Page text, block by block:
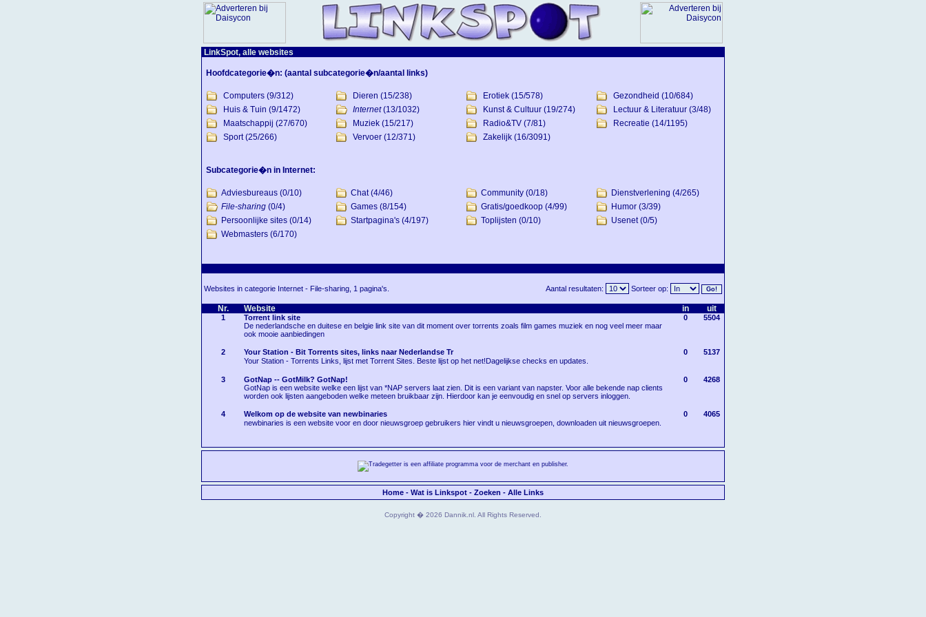
LinkSpot, alle websites
Hoofdcategorie�n: (aantal subcategorie�n/aantal links)
Computers (9/312) Dieren (15/238) Erotiek (15/578) Gezondheid (10/684)
Huis & Tuin (9/1472) Internet(13/1032) Kunst & Cultuur (19/274) Lectuur & Literatuur (3/48)
Maatschappij (27/670) Muziek (15/217) Radio&TV (7/81) Recreatie (14/1195)
Sport(25/266) Vervoer (12/371) Zakelijk (16/3091)
Subcategorie�n in Internet:
Adviesbureaus (0/10) Chat(4/46) Community (0/18) Dienstverlening (4/265)
File-sharing (0/4) Games (8/154) Gratis/goedkoop (4/99) Humor (3/39)
Persoonlijke sites (0/14) Startpagina's (4/197) Toplijsten (0/10) Usenet(0/5)
Webmasters (6/170)
Websites in categorie Internet - File-sharing, 1 pagina's. Aantal resultaten: Sorteer op:
Nr. Website in uit
1 Torrent link site 0
5504
De nederlandsche en duitese en belgie link site van dit moment over torrents zoals film games muziek en nog veel meer maar
ook mooie aanbiedingen
2 Your Station - Bit Torrents sites, links naar Nederlandse Tr 0
5137
Your Station - Torrents Links, lijst met Torrent Sites. Beste lijst op het net!Dagelijkse checks en updates.
3 GotNap -- GotMilk? GotNap! 0
4268
GotNap is een website welke een lijst van *NAP servers laat zien. Dit is een variant van napster. Voor alle bekende nap clients
worden ook lijsten aangeboden welke meteen bruikbaar zijn. Hierdoor kan je eenvoudig en snel op servers inloggen.
4 Welkom op de website van newbinaries 0
4065
newbinaries is een website voor en door nieuwsgroep gebruikers hier vindt u nieuwsgroepen, downloaden uit nieuwsgroepen.
Home - Wat is Linkspot - Zoeken - Alle Links
Copyright � 2026 Dannik.nl. All Rights Reserved.